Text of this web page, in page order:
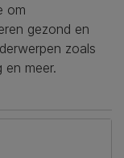
om
gezond en
zoals
en meer.